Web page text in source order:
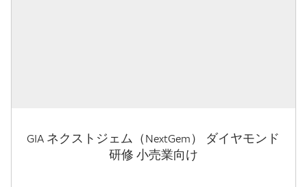
GIA ネクストジェム（NextGem） ダイヤモンド
研修 小売業向け